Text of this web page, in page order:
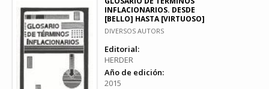
INFLACIONARIOS. DESDE
[BELLO] HASTA [VIRTUOSO]
DIVERSOS AUTORS
Editorial:
HERDER
Año de edición:
2015